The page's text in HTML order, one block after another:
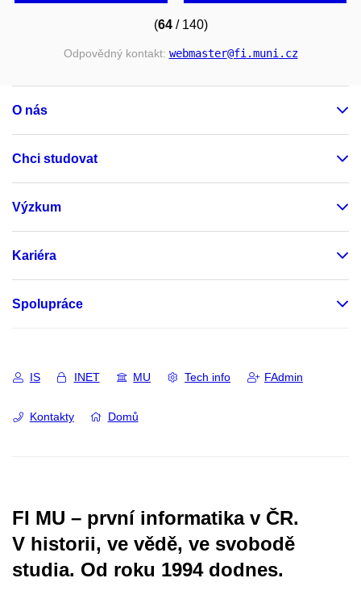
(64/ 140)
Odpovědný kontakt: webmaster@fi.muni.cz
O nás
Chci studovat
Výzkum
Kariéra
Spolupráce
IS INET MU Tech info FAdmin
Kontakty Domů
FI MU – první informatika v ČR.
V historii, ve vědě, ve svobodě
studia. Od roku 1994 dodnes.